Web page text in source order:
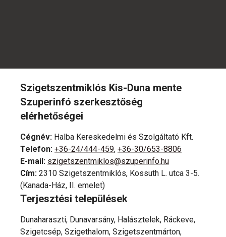
Szigetszentmiklós Kis-Duna mente
Szuperinfó szerkesztőség
elérhetőségei
Cégnév: Halba Kereskedelmi és Szolgáltató Kft.
Telefon: +36-24/444-459, +36-30/653-8806
E-mail: szigetszentmiklos@szuperinfo.hu
Cím: 2310 Szigetszentmiklós, Kossuth L. utca 3-5.
(Kanada-Ház, II. emelet)
Terjesztési települések
Dunaharaszti, Dunavarsány, Halásztelek, Ráckeve,
Szigetcsép, Szigethalom, Szigetszentmárton,